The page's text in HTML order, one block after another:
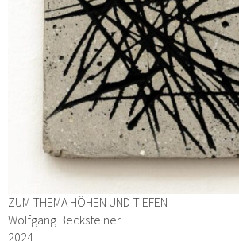
ZUM THEMA HÖHEN UND TIEFEN
Wolfgang Becksteiner
2024